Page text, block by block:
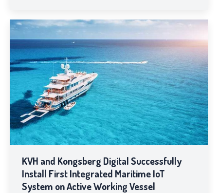
KVH and Kongsberg Digital Successfully
Install First Integrated Maritime IoT
System on Active Working Vessel